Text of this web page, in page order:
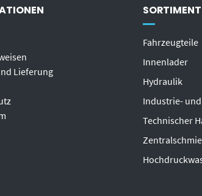
Lieferung
SORTIMENT
Fahrzeugteile
Innenlader
Hydraulik
Industrie-
Technischer